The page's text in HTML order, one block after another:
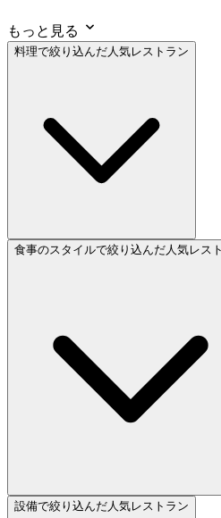
もっと見る
料理で絞り込んだ人気レストラン
食事のスタイルで絞り込んだ人気レス
設備で絞り込んだ人気レストラン